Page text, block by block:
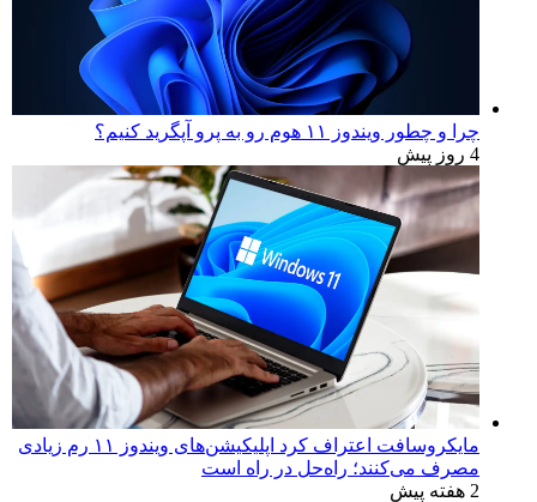
چرا و چطور ویندوز ۱۱ هوم رو به پرو آپگرید کنیم؟
4 روز پیش
مایکروسافت اعتراف کرد اپلیکیشن‌های ویندوز ۱۱ رم زیادی
مصرف می‌کنند؛ راه‌حل در راه است
2 هفته پیش